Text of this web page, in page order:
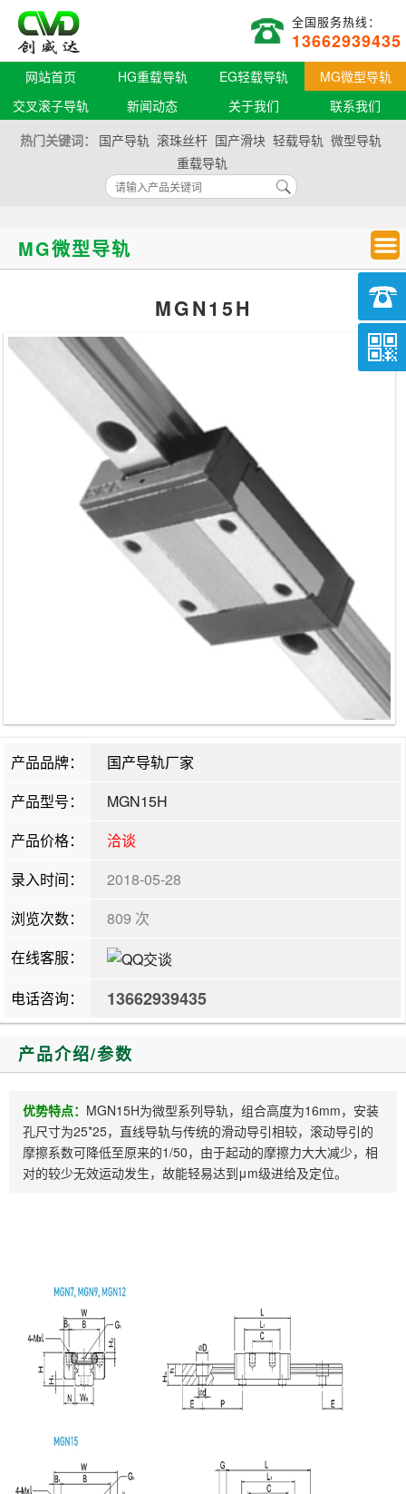
全国服务热线：
13662939435
网站首页 HG重载导轨 EG轻载导轨
MG微型导轨
交叉滚子导轨
新闻动态 关于我们
联系我们
热门关键词：
国产导轨 滚珠丝杆 国产滑块 轻载导轨 微型导轨
重载导轨
MG微型导轨
MGN15H
产品品牌：
国产导轨厂家
产品型号：
MGN15H
产品价格：
洽谈
录入时间：
2018-05-28
浏览次数：
809 次
在线客服：
电话咨询：
13662939435
产品介绍/参数
优势特点： MGN15H为微型系列导轨，组合高度为16mm，安装
孔尺寸为25*25，直线导轨与传统的滑动导引相较，滚动导引的
摩擦系数可降低至原来的1/50，由于起动的摩擦力大大减少，相
对的较少无效运动发生，故能轻易达到μm级进给及定位。